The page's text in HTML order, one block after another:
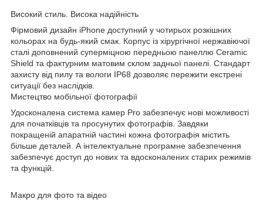
Високий стиль. Висока надійність
Фірмовий дизайн iPhone доступний у чотирьох розкішних
кольорах на будь-який смак. Корпус із хірургічної нержавіючої
сталі доповнений суперміцною передньою панеллю Ceramic
Shield та фактурним матовим склом задньої панелі. Стандарт
захисту від пилу та вологи IP68 дозволяє пережити екстрені
ситуації без наслідків.
Мистецтво мобільної фотографії
Удосконалена система камер Pro забезпечує нові можливості
для початківців та просунутих фотографів. Завдяки
покращеній апаратній частині кожна фотографія містить
більше деталей. А інтелектуальне програмне забезпечення
забезпечує доступ до нових та вдосконалених старих режимів
та функцій.
Макро для фото та відео